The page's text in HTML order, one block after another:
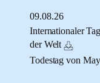
09.08.26
Internationaler
der Welt
Todestag von